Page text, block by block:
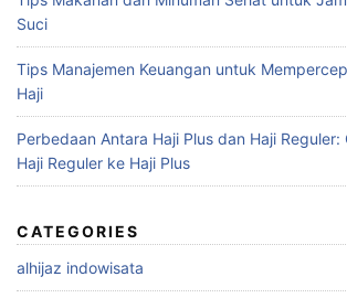
Suci
Tips Manajemen Keuangan untuk
Haji
Perbedaan Antara Haji Plus dan Haji Reguler:
Haji Reguler ke Haji Plus
CATEGORIES
alhijaz indowisata